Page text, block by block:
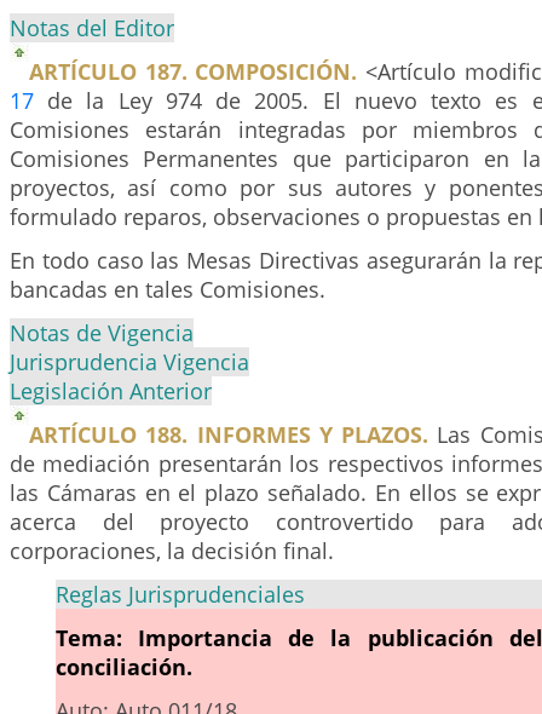
Notas del Editor
ARTÍCULO 187. COMPOSICIÓN. <Artículo
17 de la Ley 974 de 2005. El nuevo texto es
Comisiones estarán integradas por miembros
Comisiones Permanentes que participaron en
proyectos, así como por sus autores y
formulado reparos, observaciones o propuestas en
En todo caso las Mesas Directivas asegurarán la
bancadas en tales Comisiones.
Notas de Vigencia
Jurisprudencia Vigencia
Legislación Anterior
ARTÍCULO 188. INFORMES Y PLAZOS. Las
de mediación presentarán los respectivos
las Cámaras en el plazo señalado. En ellos se
acerca del proyecto controvertido para
corporaciones, la decisión final.
Reglas Jurisprudenciales
Tema: Importancia de la publicación
conciliación.